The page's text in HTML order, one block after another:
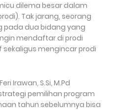
dilema besar dalam
Tak jarang, seorang
pada dua bidang yang
mendaftar di prodi
sekaligus mengincar prodi
Irawan, S.Si, M.Pd
pemilihan program
tahun sebelumnya bisa